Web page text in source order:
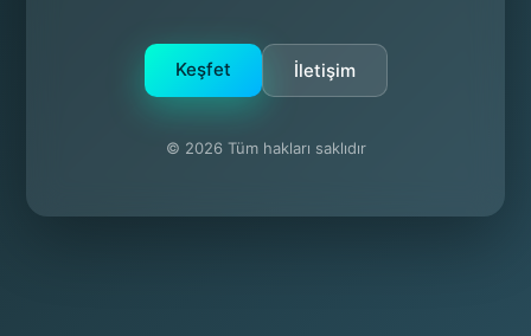
Keşfet İletişim
© 2026 Tüm hakları saklıdır